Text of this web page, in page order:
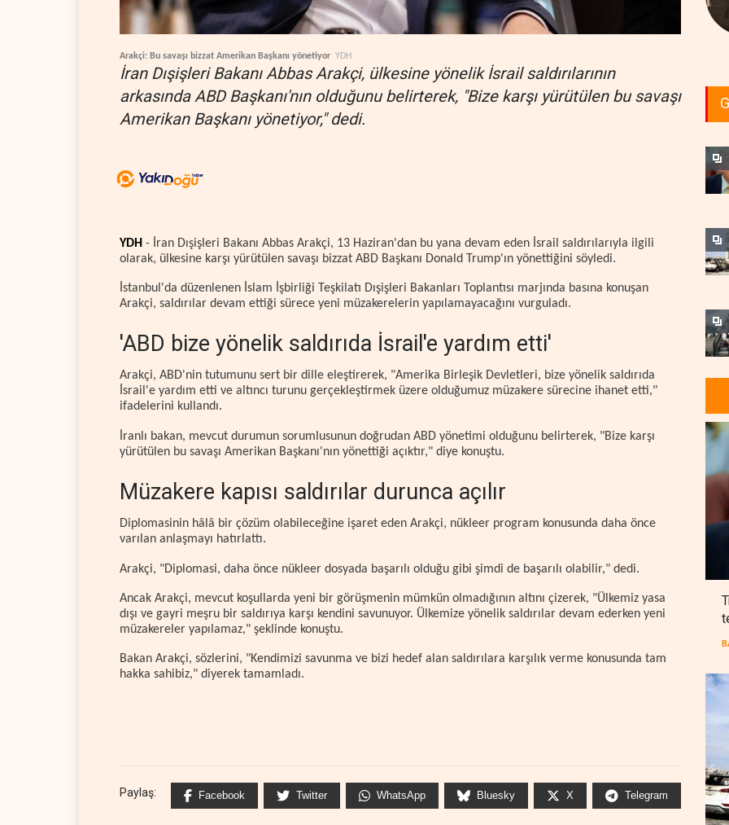
Arakçi: Bu savaşı bizzat Amerikan Başkanı yönetiyor YDH
İran Dışişleri Bakanı Abbas Arakçi, ülkesine yönelik İsrail saldırılarının
arkasında ABD Başkanı'nın olduğunu belirterek, "Bize karşı yürütülen bu savaşı
Amerikan Başkanı yönetiyor," dedi.
YDH - İran Dışişleri Bakanı Abbas Arakçi, 13 Haziran'dan bu yana devam eden İsrail saldırılarıyla ilgili
olarak, ülkesine karşı yürütülen savaşı bizzat ABD Başkanı Donald Trump'ın yönettiğini söyledi.
İstanbul'da düzenlenen İslam İşbirliği Teşkilatı Dışişleri Bakanları Toplantısı marjında basına konuşan
Arakçi, saldırılar devam ettiği sürece yeni müzakerelerin yapılamayacağını vurguladı.
'ABD bize yönelik saldırıda İsrail'e yardım etti'
Arakçi, ABD'nin tutumunu sert bir dille eleştirerek, "Amerika Birleşik Devletleri, bize yönelik saldırıda
İsrail'e yardım etti ve altıncı turunu gerçekleştirmek üzere olduğumuz müzakere sürecine ihanet etti,"
ifadelerini kullandı.
İranlı bakan, mevcut durumun sorumlusunun doğrudan ABD yönetimi olduğunu belirterek, "Bize karşı
yürütülen bu savaşı Amerikan Başkanı'nın yönettiği açıktır," diye konuştu.
Müzakere kapısı saldırılar durunca açılır
Diplomasinin hâlâ bir çözüm olabileceğine işaret eden Arakçi, nükleer program konusunda daha önce
varılan anlaşmayı hatırlattı.
Arakçi, "Diplomasi, daha önce nükleer dosyada başarılı olduğu gibi şimdi de başarılı olabilir," dedi.
Ancak Arakçi, mevcut koşullarda yeni bir görüşmenin mümkün olmadığının altını çizerek, "Ülkemiz yasa
dışı ve gayri meşru bir saldırıya karşı kendini savunuyor. Ülkemize yönelik saldırılar devam ederken yeni
müzakereler yapılamaz," şeklinde konuştu.
Bakan Arakçi, sözlerini, "Kendimizi savunma ve bizi hedef alan saldırılara karşılık verme konusunda tam
hakka sahibiz," diyerek tamamladı.
Paylaş: Facebook Twitter WhatsApp Bluesky X Telegram